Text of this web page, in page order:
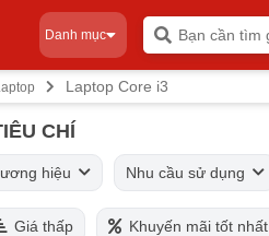
Danh mục
Laptop Core i3
CHÍ
hiệu Nhu cầu sử dụng
Giá thấp Khuyến mãi tốt nhất